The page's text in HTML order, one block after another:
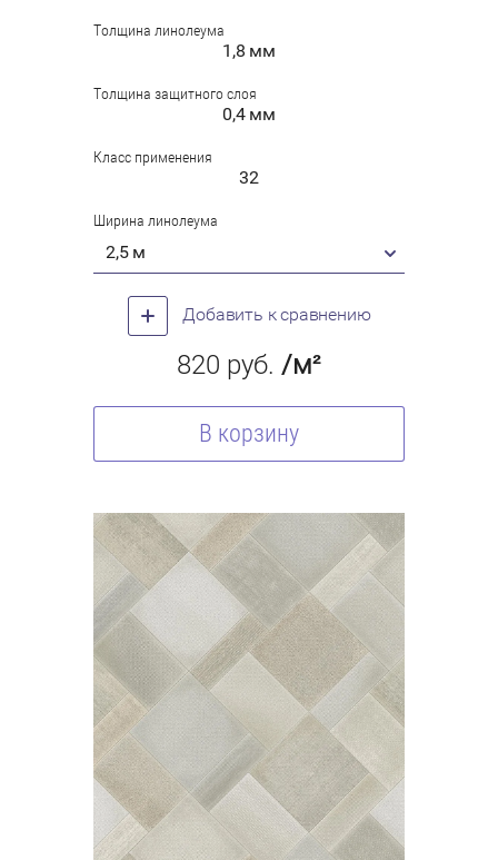
Толщина линолеума
1,8 мм
Толщина защитного слоя
0,4 мм
Класс применения
32
Ширина линолеума
2,5 м
Добавить к сравнению
820 руб. /м²
В корзину